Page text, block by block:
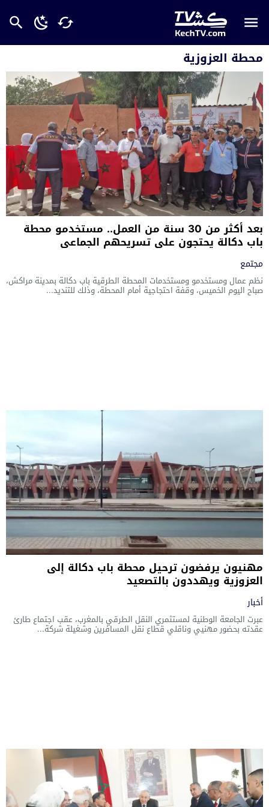
محطة العزوزية
بعد أكثر من 30 سنة من العمل.. مستخدمو محطة
باب دكالة يحتجون على تسريحهم الجماعي
مجتمع
نظم عمال ومستخدمو ومستخدمات المحطة الطرقية باب دكالة بمدينة مراكش،
صباح اليوم الخميس، وقفة احتجاجية أمام المحطة، وذلك للتنديد...
مهنيون يرفضون ترحيل محطة باب دكالة إلى
العزوزية ويهددون بالتصعيد
أخبار
عبرت الجامعة الوطنية لمستثمري النقل الطرقي بالمغرب، عقب اجتماع طارئ
عقدته بحضور مهنيي وناقلي قطاع نقل المسافرين وشغيلة شركة...